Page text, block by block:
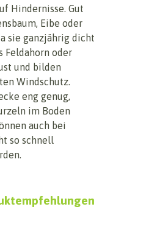
Hindernisse. Gut
Eibe oder
sie ganzjährig dicht
Feldahorn oder
und bilden
Windschutz.
eng genug,
im Boden
auch bei
so schnell